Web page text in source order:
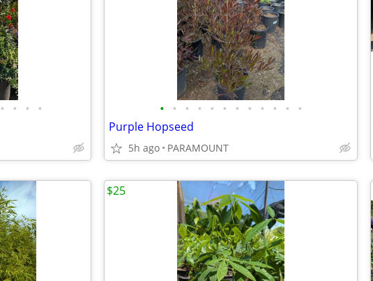
• • • • • • • • • • • • • • • •
Purple Hopseed
5h ago PARAMOUNT
$25